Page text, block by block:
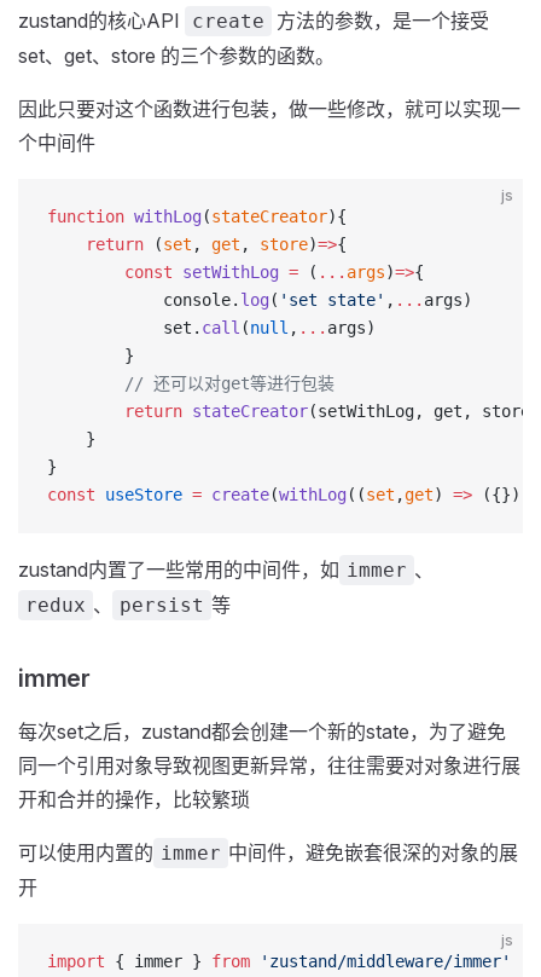
zustand的核心API create
方法的参数，是一个接受
set、get、store 的三个参数的函数。
因此只要对这个函数进行包装，做一些修改，就可以实现一
个中间件
js
function withLog (stateCreator){
    return
(set , get , store)=>{
        const
setWithLog = ( ... args)=>{
            console.
log ( 'set state' , ... args)
            set.
call (null , ... args)
        }
        // 还可以对get等进行包装
        return
stateCreator(setWithLog, get, store)
    }
}
const useStore = create(withLog ((set ,get) => ({})))
zustand内置了一些常用的中间件，如 immer 、
redux 、 persist 等
immer
每次set之后，zustand都会创建一个新的state，为了避免
同一个引用对象导致视图更新异常，往往需要对对象进行展
开和合并的操作，比较繁琐
可以使用内置的 immer 中间件，避免嵌套很深的对象的展
开
js
import { immer } from 'zustand/middleware/immer'